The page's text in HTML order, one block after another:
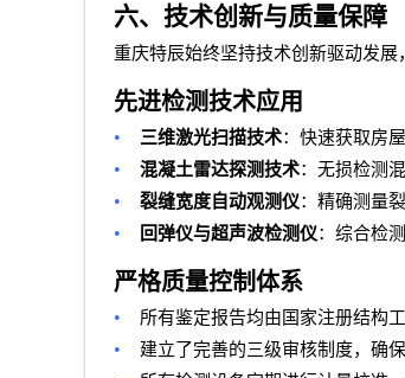
六、技术创新与质量保障
重庆特辰始终坚持技术创新驱动发展
先进检测技术应用
• 三维激光扫描技术：快速获取房
• 混凝土雷达探测技术：无损检测
• 裂缝宽度自动观测仪：精确测量
• 回弹仪与超声波检测仪：综合检
严格质量控制体系
• 所有鉴定报告均由国家注册结构
• 建立了完善的三级审核制度，确